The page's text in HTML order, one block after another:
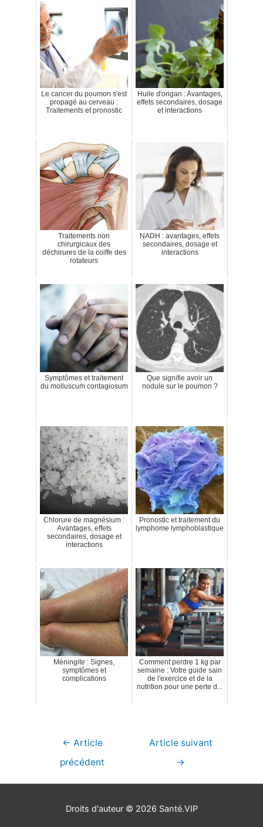
Le cancer du poumon s'est
propagé au cerveau :
Traitements et pronostic
Huile d'origan : Avantages,
effets secondaires, dosage
et interactions
Traitements non
chirurgicaux des
déchirures de la coiffe des
rotateurs
NADH : avantages, effets
secondaires, dosage et
interactions
Symptômes et traitement
du molluscum contagiosum
Que signifie avoir un
nodule sur le poumon ?
Chlorure de magnésium :
Avantages, effets
secondaires, dosage et
interactions
Pronostic et traitement du
lymphome lymphoblastique
Méningite : Signes,
symptômes et
complications
Comment perdre 1 kg par
semaine : Votre guide sain
de l'exercice et de la
nutrition pour une perte d...
Navigation
← Article
précédent
Article suivant
→
Droits d'auteur © 2026 Santé.VIP